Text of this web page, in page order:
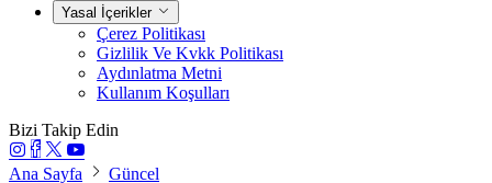
Yasal İçerikler
Çerez Politikası
Gizlilik Ve Kvkk Politikası
Aydınlatma Metni
Kullanım Koşulları
Bizi Takip Edin
Ana Sayfa
Güncel